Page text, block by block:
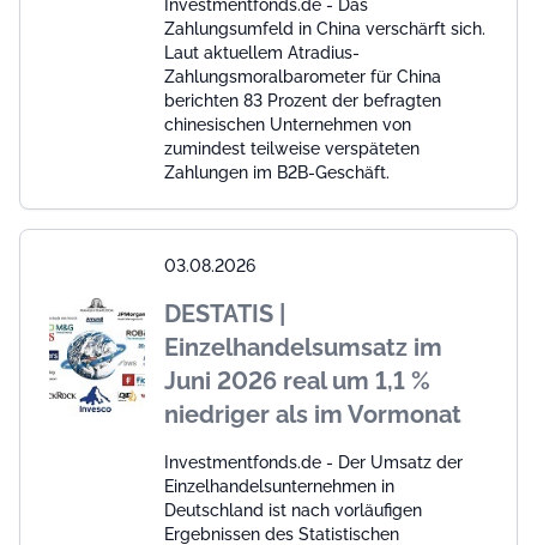
Investmentfonds.de - Das
Zahlungsumfeld in China verschärft sich.
Laut aktuellem Atradius-
Zahlungsmoralbarometer für China
berichten 83 Prozent der befragten
chinesischen Unternehmen von
zumindest teilweise verspäteten
Zahlungen im B2B-Geschäft.
03.08.2026
DESTATIS |
Einzelhandelsumsatz im
Juni 2026 real um 1,1 %
niedriger als im Vormonat
Investmentfonds.de - Der Umsatz der
Einzelhandelsunternehmen in
Deutschland ist nach vorläufigen
Ergebnissen des Statistischen